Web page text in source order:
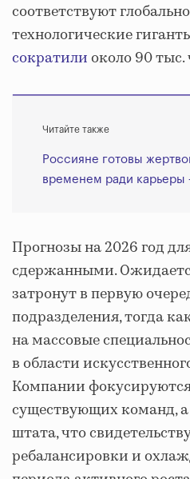
соответствуют
технологические
сократилиоколо 90 тыс.
Читайте также
Россияне готовы
временем ради карьеры
Прогнозы на 2026 год
сдержанными.
затронут в первую
подразделения, тогда
на массовые
в области
Компании
существующих команд,
штата, что
ребалансировки и